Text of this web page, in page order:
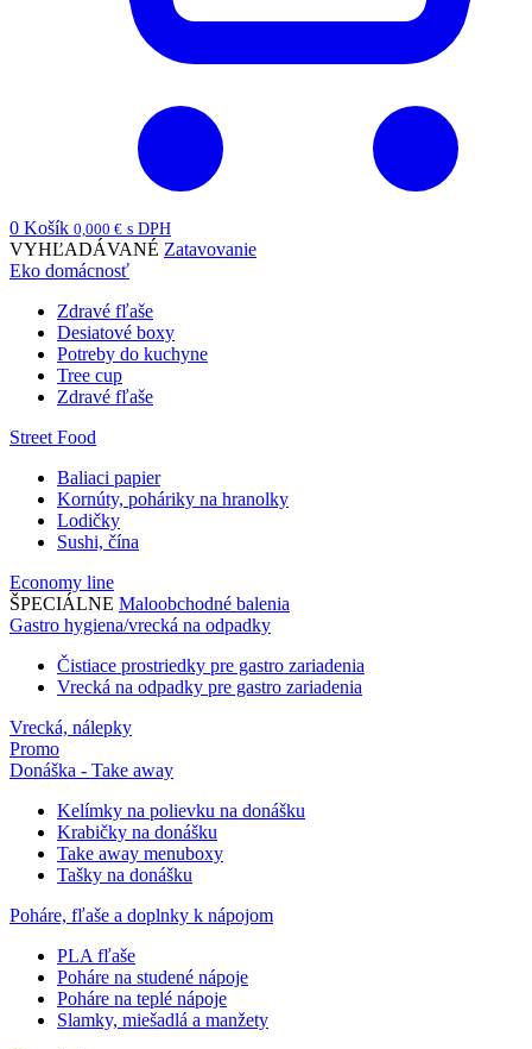
0 Košík 0,000 € s DPH
VYHĽADÁVANÉ Zatavovanie
Eko domácnosť
Zdravé fľaše
Desiatové boxy
Potreby do kuchyne
Tree cup
Zdravé fľaše
Street Food
Baliaci papier
Kornúty, poháriky na hranolky
Lodičky
Sushi, čína
Economy line
ŠPECIÁLNE Maloobchodné balenia
Gastro hygiena/vrecká na odpadky
Čistiace prostriedky pre gastro zariadenia
Vrecká na odpadky pre gastro zariadenia
Vrecká, nálepky
Promo
Donáška - Take away
Kelímky na polievku na donášku
Krabičky na donášku
Take away menuboxy
Tašky na donášku
Poháre, fľaše a doplnky k nápojom
PLA fľaše
Poháre na studené nápoje
Poháre na teplé nápoje
Slamky, miešadlá a manžety